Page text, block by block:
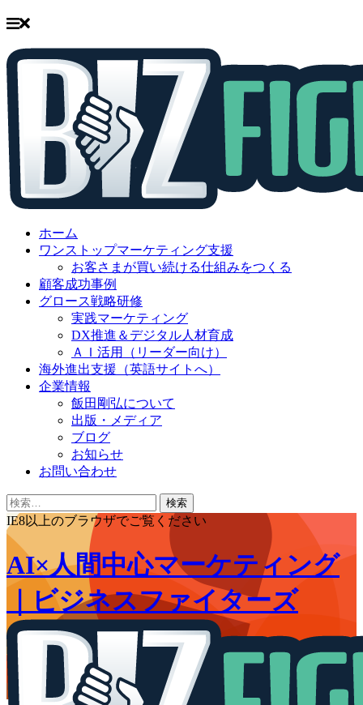
content
ホーム
ワンストップマーケティング支援
お客さまが買い続ける仕組みをつくる
顧客成功事例
グロース戦略研修
実践マーケティング
DX推進＆デジタル人材育成
ＡＩ活用（リーダー向け）
海外進出支援（英語サイトへ）
企業情報
飯田剛弘について
出版・メディア
ブログ
お知らせ
お問い合わせ
検
索:
IE8以上のブラウザでご覧ください
AI×人間中心マーケティング
｜ビジネスファイターズ